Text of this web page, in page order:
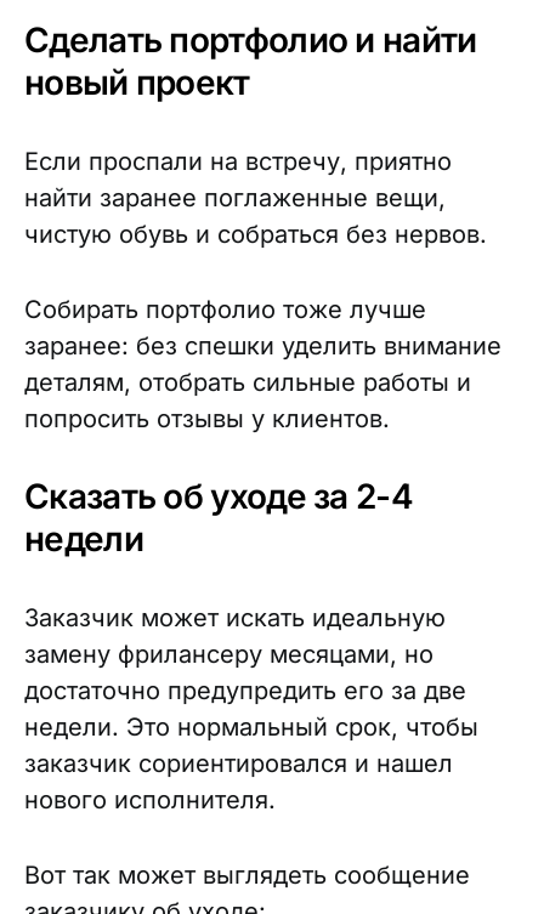
Сделать портфолио и найти
новый проект
Если проспали на встречу, приятно
найти заранее поглаженные вещи,
чистую обувь и собраться без нервов.
Собирать портфолио тоже лучше
заранее: без спешки уделить внимание
деталям, отобрать сильные работы и
попросить отзывы у клиентов.
Сказать об уходе за 2-4
недели
Заказчик может искать идеальную
замену фрилансеру месяцами, но
достаточно предупредить его за две
недели. Это нормальный срок, чтобы
заказчик сориентировался и нашел
нового исполнителя.
Вот так может выглядеть сообщение